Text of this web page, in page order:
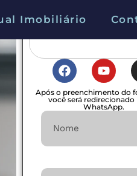
Imobiliário
Após o preenchimento do
você será redirecionado
WhatsApp.